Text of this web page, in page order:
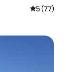
Средна
5 (77)